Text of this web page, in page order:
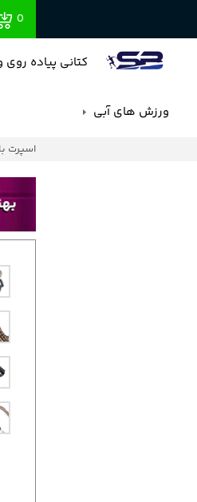
0
کتانی پیاده
ورزش های آبی
اسپرت